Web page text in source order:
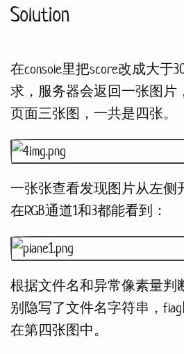
Solution
在console里把score改成大于
求，服务器会返回一张图片
页面三张图，一共是四张。
一张张查看发现图片从左侧
在RGB通道1和3都能看到：
根据文件名和异常像素量判
别隐写了文件名字符串，
在第四张图中。